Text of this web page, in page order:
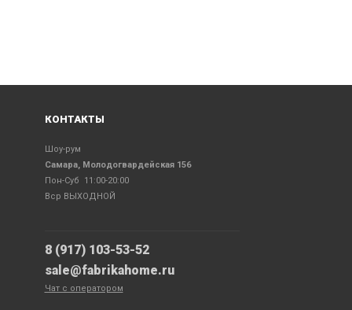
КОНТАКТЫ
Шоу-рум
Самара, Молодогвардейская 156
Пон-Суб 11:00-20:00
Вср ВЫХОДНОЙ
8 (917) 103-53-52
sale@fabrikahome.ru
Чат с оператором